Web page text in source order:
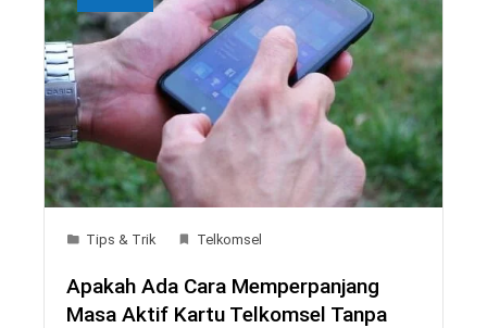
Tips & Trik Telkomsel
Apakah Ada Cara Memperpanjang
Masa Aktif Kartu Telkomsel Tanpa